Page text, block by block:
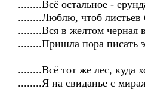
........Всё остальное -
........Люблю, чтоб листьев
........Вся в желтом черная
........Пришла пора писать
........Всё тот же лес, куда
........Я на свиданье с